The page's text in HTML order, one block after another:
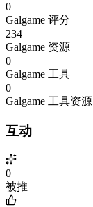
0
Galgame 评分
234
Galgame 资源
0
Galgame 工具
0
Galgame 工具资源
互动
0
被推